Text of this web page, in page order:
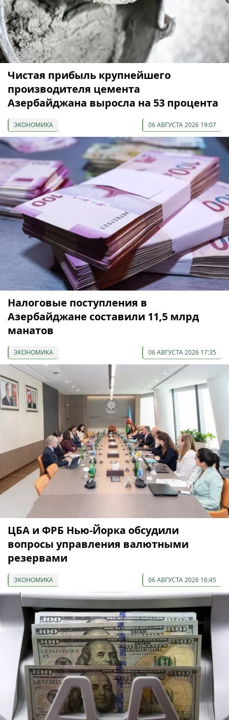
Чистая прибыль крупнейшего
производителя цемента
Азербайджана выросла на 53 процента
ЭКОНОМИКА 06 АВГУСТА 2026 19:07
Налоговые поступления в
Азербайджане составили 11,5 млрд
манатов
ЭКОНОМИКА 06 АВГУСТА 2026 17:35
ЦБА и ФРБ Нью-Йорка обсудили
вопросы управления валютными
резервами
ЭКОНОМИКА 06 АВГУСТА 2026 16:45